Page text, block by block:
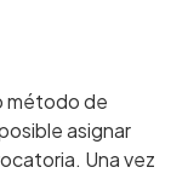
método de
asignar
Una vez